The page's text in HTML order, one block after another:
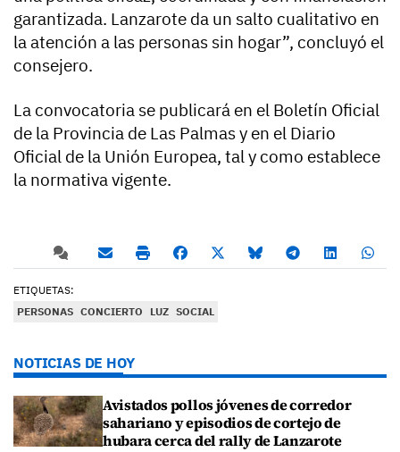
garantizada. Lanzarote da un salto cualitativo en
la atención a las personas sin hogar”, concluyó el
consejero.
La convocatoria se publicará en el Boletín Oficial
de la Provincia de Las Palmas y en el Diario
Oficial de la Unión Europea, tal y como establece
la normativa vigente.
ETIQUETAS:
PERSONAS CONCIERTO LUZ SOCIAL
NOTICIAS DE HOY
Avistados pollos jóvenes de corredor
sahariano y episodios de cortejo de
hubara cerca del rally de Lanzarote